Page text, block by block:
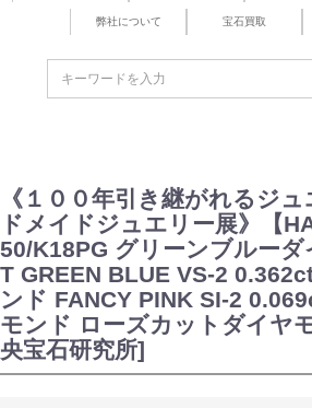
弊社について 宝石買取
《１００年引き継がれるジ
ドメイドジュエリー展》【
50/K18PG グリーンブルー
T GREEN BLUE VS-2
ンド FANCY PINK SI-2
モンド ローズカットダイヤ
央宝石研究所]